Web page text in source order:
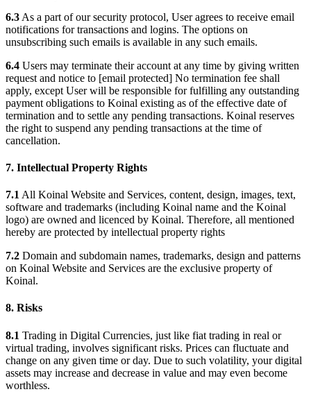
6.3 As a part of our security protocol, User agrees to receive email
notifications for transactions and logins. The options on
unsubscribing such emails is available in any such emails.
6.4 Users may terminate their account at any time by giving written
request and notice to [email protected] No termination fee shall
apply, except User will be responsible for fulfilling any outstanding
payment obligations to Koinal existing as of the effective date of
termination and to settle any pending transactions. Koinal reserves
the right to suspend any pending transactions at the time of
cancellation.
7. Intellectual Property Rights
7.1 All Koinal Website and Services, content, design, images, text,
software and trademarks (including Koinal name and the Koinal
logo) are owned and licenced by Koinal. Therefore, all mentioned
hereby are protected by intellectual property rights
7.2 Domain and subdomain names, trademarks, design and patterns
on Koinal Website and Services are the exclusive property of
Koinal.
8. Risks
8.1 Trading in Digital Currencies, just like fiat trading in real or
virtual trading, involves significant risks. Prices can fluctuate and
change on any given time or day. Due to such volatility, your digital
assets may increase and decrease in value and may even become
worthless.